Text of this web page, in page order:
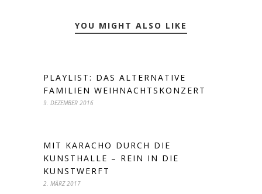
YOU MIGHT ALSO LIKE
PLAYLIST: DAS ALTERNATIVE
FAMILIEN WEIHNACHTSKONZERT
9. DEZEMBER 2016
MIT KARACHO DURCH DIE
KUNSTHALLE – REIN IN DIE
KUNSTWERFT
2. MÄRZ 2017